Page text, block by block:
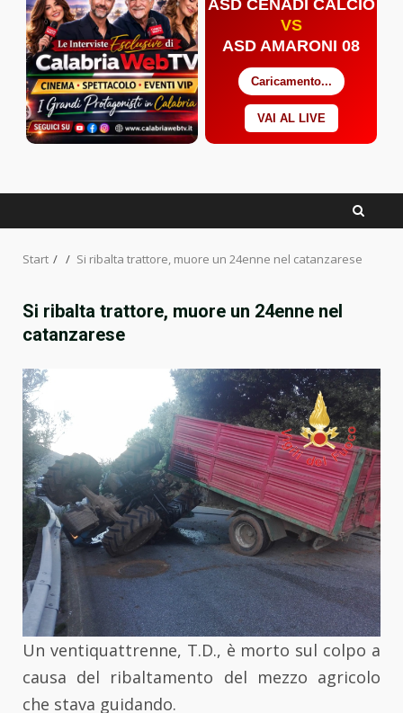
ASD CENADI CALCIO
VS
ASD AMARONI 08
Caricamento...
VAI AL LIVE
Start Si ribalta trattore, muore un 24enne nel catanzarese
Si ribalta trattore, muore un 24enne nel
catanzarese
Un ventiquattrenne, T.D., è morto sul colpo a
causa del ribaltamento del mezzo agricolo
che stava guidando.